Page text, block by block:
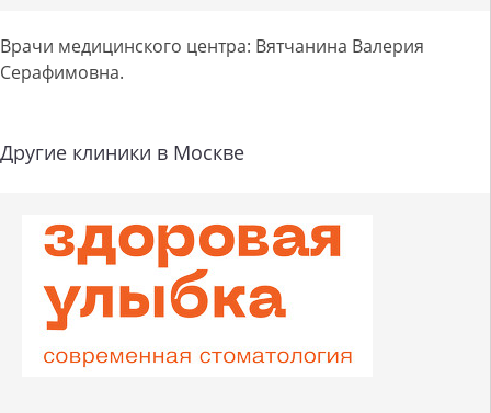
Врачи медицинского центра: Вятчанина Валерия
Серафимовна.
Другие клиники в Москве